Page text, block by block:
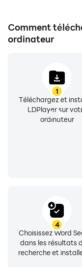
Comment
ordinateur
1
Téléchargez et
LDPlayer sur
ordinateur
4
Choisissez Word
dans les résultats
recherche et